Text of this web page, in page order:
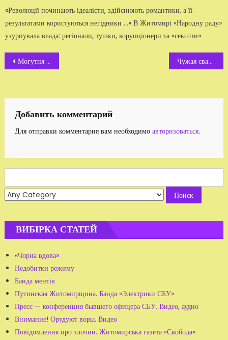
«Революції починають ідеалісти, здійснюють романтики, а її
результатами користуються негідники …» В Житомирі «Народну раду»
узурпувала влада: регіонали, тушки, корупціонери та «сексоти»
Навигация
записям
Могутня зброя Чужая свадьба:"Международная амнистия в Житомире"
Добавить комментарий
Для отправки комментария вам необходимо авторизоваться.
for:
ВИБІРКА СТАТЕЙ
«Чорна вдова»
Недобитки режиму
Банда ментів
Путинская Житомирщина. Банда «Электрики СБУ»
Пресс — конференция бывшего офицера СБУ. Видео, аудио
Внимание! Орудуют воры. Видео
Повідомлення про злочин. Житомирська газета «Свобода»